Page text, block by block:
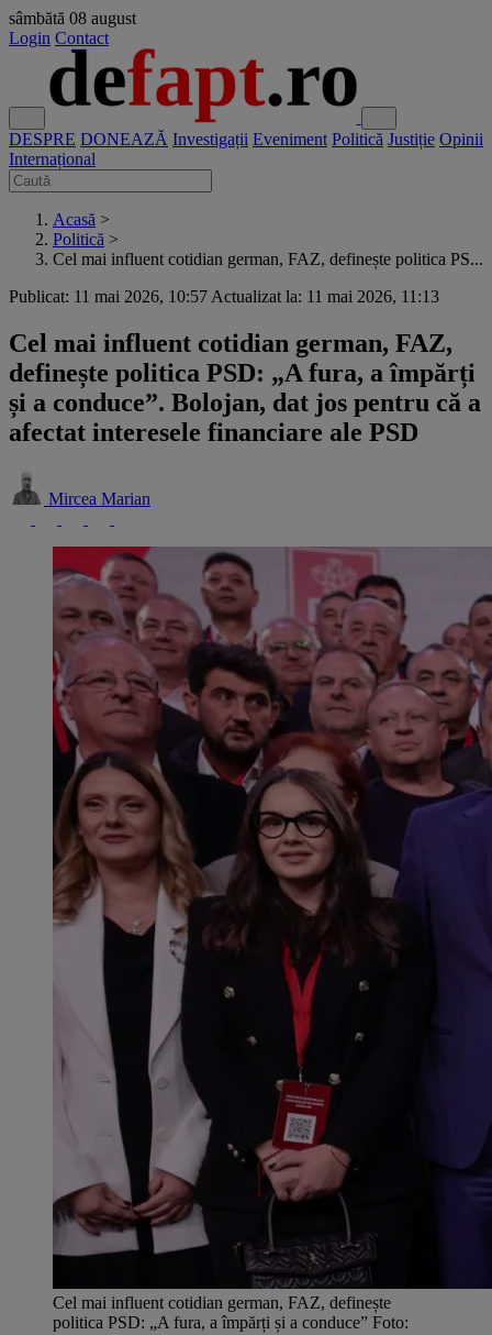
sâmbătă 08 august
Login Contact
DESPRE DONEAZĂ Investigații Eveniment Politică Justiție Opinii
Internațional
Acasă >
Politică >
Cel mai influent cotidian german, FAZ, definește politica PS...
Publicat: 11 mai 2026, 10:57 Actualizat la: 11 mai 2026, 11:13
Cel mai influent cotidian german, FAZ,
definește politica PSD: „A fura, a împărți
și a conduce”. Bolojan, dat jos pentru că a
afectat interesele financiare ale PSD
Mircea Marian
Cel mai influent cotidian german, FAZ, definește
politica PSD: „A fura, a împărți și a conduce” Foto: